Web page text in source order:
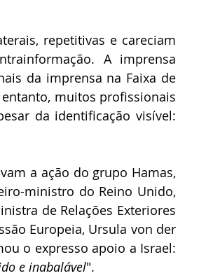
repetitivas e careciam
A imprensa
da imprensa na Faixa de
muitos profissionais
da identificação visível:
a ação do grupo Hamas,
ministro do Reino Unido,
de Relações Exteriores
Europeia, Ursula von der
o expresso apoio a Israel:
e inabalável".